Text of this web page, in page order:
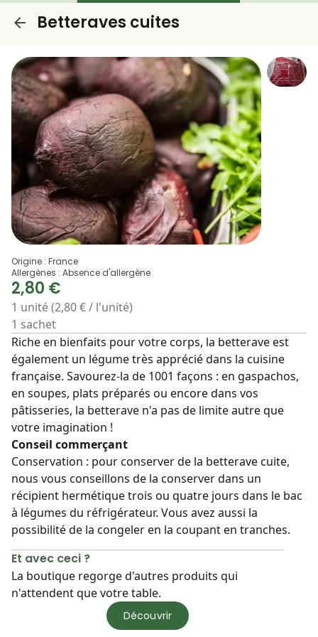
Betteraves cuites
Origine : France
Allergènes : Absence d'allergène
2,80 €
1 unité (2,80 € / l'unité)
1 sachet
Riche en bienfaits pour votre corps, la betterave est
également un légume très apprécié dans la cuisine
française. Savourez-la de 1001 façons : en gaspachos,
en soupes, plats préparés ou encore dans vos
pâtisseries, la betterave n'a pas de limite autre que
votre imagination !
Conseil commerçant
Conservation : pour conserver de la betterave cuite,
nous vous conseillons de la conserver dans un
récipient hermétique trois ou quatre jours dans le bac
à légumes du réfrigérateur. Vous avez aussi la
possibilité de la congeler en la coupant en tranches.
Et avec ceci ?
La boutique regorge d'autres produits qui
n'attendent que votre table.
Découvrir